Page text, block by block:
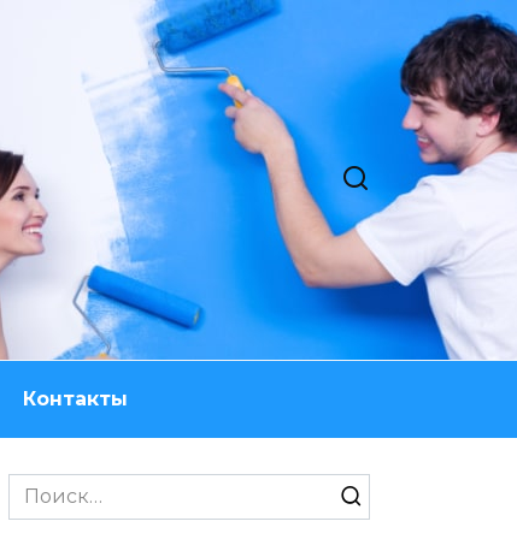
Контакты
Search
for: